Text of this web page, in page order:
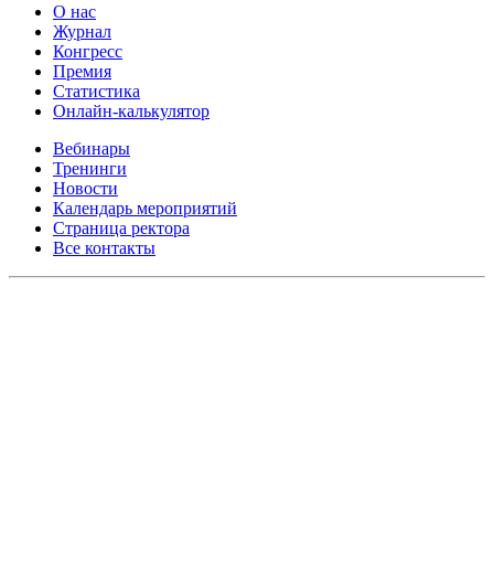
О нас
Журнал
Конгресс
Премия
Статистика
Онлайн-калькулятор
Вебинары
Тренинги
Новости
Календарь мероприятий
Страница ректора
Все контакты